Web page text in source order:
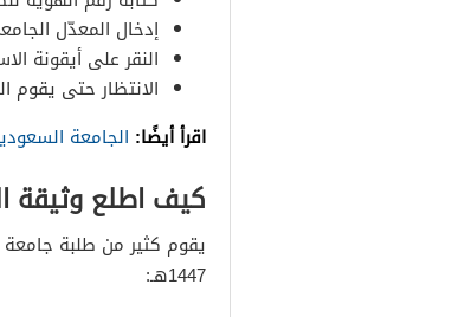
إدخال المعدّل
النقر على أيقونة
الانتظار حتى يقوم
اقرأ أيضًا: الجامعة
كيف اطلع وثيقة
يقوم كثير من طلبة جامعة
1447هـ: